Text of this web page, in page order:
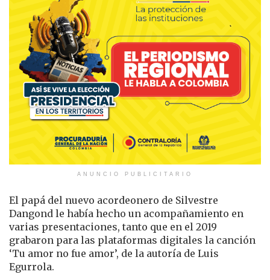
ANUNCIO PUBLICITARIO
El papá del nuevo acordeonero de Silvestre
Dangond le había hecho un acompañamiento en
varias presentaciones, tanto que en el 2019
grabaron para las plataformas digitales la canción
‘Tu amor no fue amor’, de la autoría de Luis
Egurrola.